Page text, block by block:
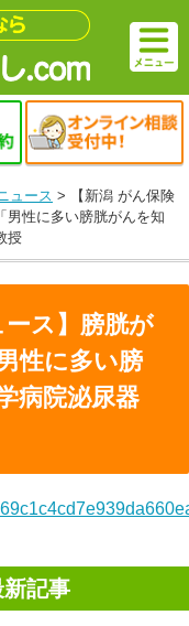
ュース >
【新潟 がん保険
男性に多い膀胱がんを知
授
ース】膀胱が
性に多い膀
病院泌尿器
記事